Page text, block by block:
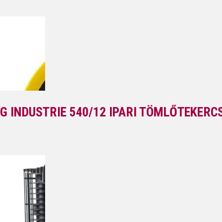
INDUSTRIE 540/12 IPARI